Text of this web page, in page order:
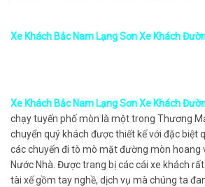
Xe Khách Bắc Nam Lạng Sơn Xe Khách
Xe Khách Bắc Nam Lạng Sơn Xe Khách
chạy tuyến phố mòn là một trong Thương
chuyển quý khách được thiết kế với đặc biệt
các chuyến đi tò mò mặt đường mòn hoang
Nước Nhà. Được trang bị các cái xe khách
tài xế gồm tay nghề, dịch vụ mà chúng ta